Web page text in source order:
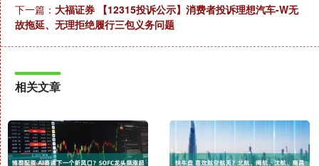
下一篇： 大福证券 【12315投诉公示】消费者投诉理想汽车-W无
故拖延、无理拒绝履行三包义务问题
相关文章